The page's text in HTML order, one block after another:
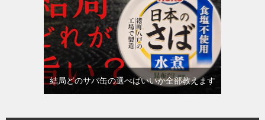
結局どのサバ缶の選べばいいか全部教えます